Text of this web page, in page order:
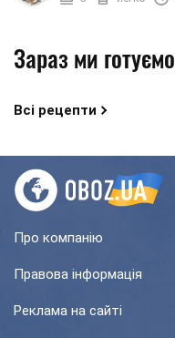
Зараз ми готуємо
Всі рецепти
Про компанію
Правова інформація
Реклама на сайті